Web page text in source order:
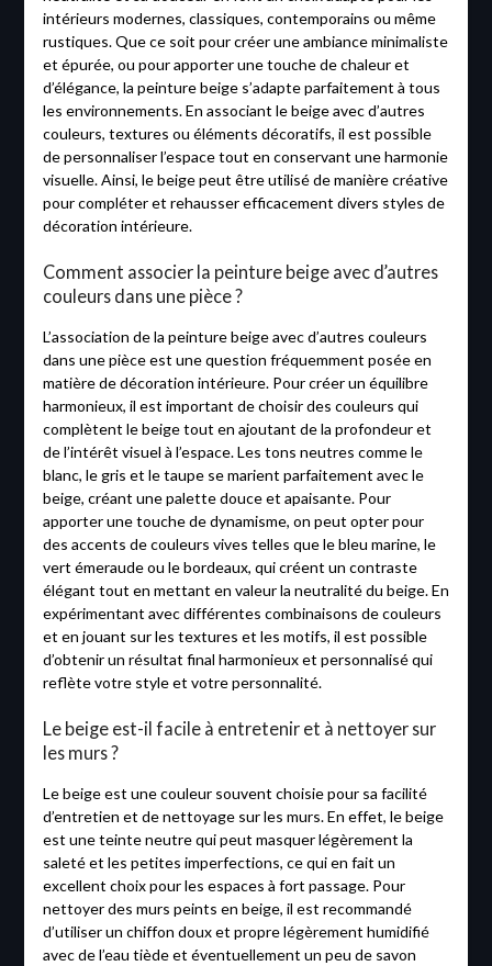
intérieurs modernes, classiques, contemporains ou même
rustiques. Que ce soit pour créer une ambiance minimaliste
et épurée, ou pour apporter une touche de chaleur et
d’élégance, la peinture beige s’adapte parfaitement à tous
les environnements. En associant le beige avec d’autres
couleurs, textures ou éléments décoratifs, il est possible
de personnaliser l’espace tout en conservant une harmonie
visuelle. Ainsi, le beige peut être utilisé de manière créative
pour compléter et rehausser efficacement divers styles de
décoration intérieure.
Comment associer la peinture beige avec d’autres
couleurs dans une pièce ?
L’association de la peinture beige avec d’autres couleurs
dans une pièce est une question fréquemment posée en
matière de décoration intérieure. Pour créer un équilibre
harmonieux, il est important de choisir des couleurs qui
complètent le beige tout en ajoutant de la profondeur et
de l’intérêt visuel à l’espace. Les tons neutres comme le
blanc, le gris et le taupe se marient parfaitement avec le
beige, créant une palette douce et apaisante. Pour
apporter une touche de dynamisme, on peut opter pour
des accents de couleurs vives telles que le bleu marine, le
vert émeraude ou le bordeaux, qui créent un contraste
élégant tout en mettant en valeur la neutralité du beige. En
expérimentant avec différentes combinaisons de couleurs
et en jouant sur les textures et les motifs, il est possible
d’obtenir un résultat final harmonieux et personnalisé qui
reflète votre style et votre personnalité.
Le beige est-il facile à entretenir et à nettoyer sur
les murs ?
Le beige est une couleur souvent choisie pour sa facilité
d’entretien et de nettoyage sur les murs. En effet, le beige
est une teinte neutre qui peut masquer légèrement la
saleté et les petites imperfections, ce qui en fait un
excellent choix pour les espaces à fort passage. Pour
nettoyer des murs peints en beige, il est recommandé
d’utiliser un chiffon doux et propre légèrement humidifié
avec de l’eau tiède et éventuellement un peu de savon